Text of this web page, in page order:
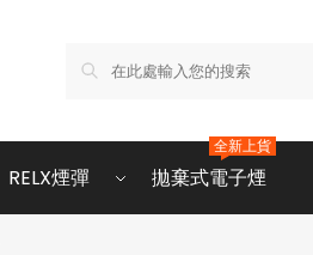
RELX煙彈 拋棄式電子煙
全新上貨